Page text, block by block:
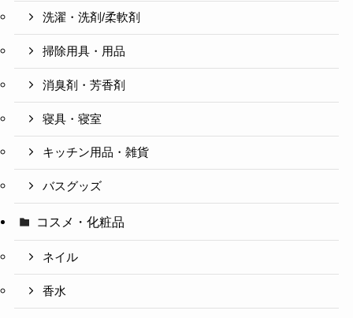
洗濯・洗剤/柔軟剤
掃除用具・用品
消臭剤・芳香剤
寝具・寝室
キッチン用品・雑貨
バスグッズ
コスメ・化粧品
ネイル
香水